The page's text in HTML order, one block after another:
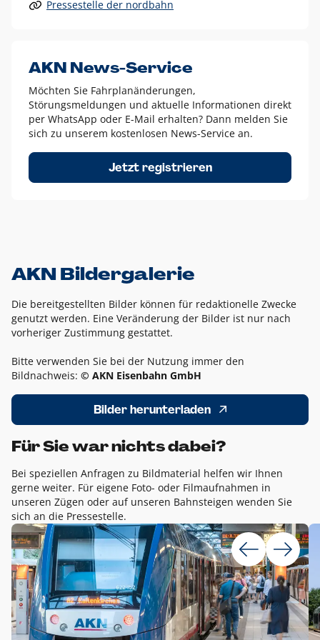
Alle anderen Logo-Varianten dürfen nur in Ausnahmefällen
Diese Ausnahmen sind zum Beispiel:
dem AKN Blau,
weißes Logo auf Fotohintergründen,
schwarzes Logo für reine Schwarz-Weiß-Umsetzungen
Um das Logo herum muss ein Schutzraum von jeweils einer
Höhe bzw. Breite des N aus AKN in alle Richtungen
Pressestelle der nordbahn
AKN News-Service
Möchten Sie Fahrplanänderungen,
Störungsmeldungen und aktuelle Informationen direkt
per WhatsApp oder E-Mail erhalten? Dann melden Sie
sich zu unserem kostenlosen News-Service an.
Jetzt registrieren
AKN Bildergalerie
Die bereitgestellten Bilder können für redaktionelle Zwecke
genutzt werden. Eine Veränderung der Bilder ist nur nach
vorheriger Zustimmung gestattet.
Bitte verwenden Sie bei der Nutzung immer den
Bildnachweis: © AKN Eisenbahn GmbH
Bilder herunterladen
Für Sie war nichts dabei?
Bei speziellen Anfragen zu Bildmaterial helfen wir Ihnen
gerne weiter. Für eigene Foto- oder Filmaufnahmen in
unseren Zügen oder auf unseren Bahnsteigen wenden Sie
sich an die Pressestelle.